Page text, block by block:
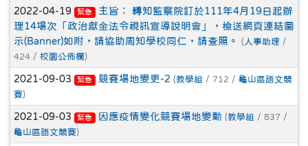
2022-04-19 緊急
主旨： 轉知監察院訂於111年4月19日起辦
理14場次「政治獻金法令視訊宣導說明會」，檢送網頁連結圖
示(Banner)如附，請協助周知學校同仁，請查照。 ( 人事助理 /
424 / 校園公佈欄 )
2021-09-03 緊急 競賽場地變更-2 (教學組 / 712 / 龜山區語文競
賽)
2021-09-03 緊急 因應疫情變化競賽場地變動 (教學組 / 837 /
龜山區語文競賽)